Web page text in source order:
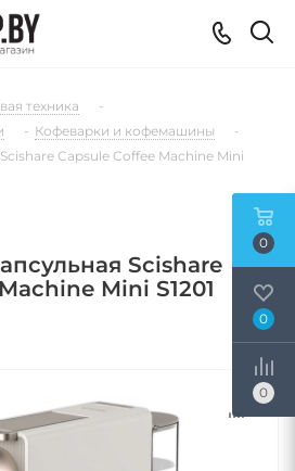
техника
-
- Кофеварки и кофемашины
-
Capsule Coffee Machine Mini
Scishare
Mini S1201
0
0
0